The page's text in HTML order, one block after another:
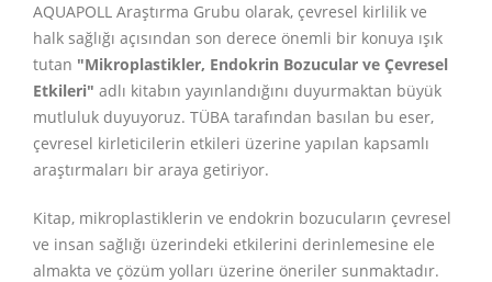
AQUAPOLL Araştırma Grubu olarak, çevresel kirlilik ve
halk sağlığı açısından son derece önemli bir konuya ışık
tutan "Mikroplastikler, Endokrin Bozucular ve Çevresel
Etkileri" adlı kitabın yayınlandığını duyurmaktan büyük
mutluluk duyuyoruz. TÜBA tarafından basılan bu eser,
çevresel kirleticilerin etkileri üzerine yapılan kapsamlı
araştırmaları bir araya getiriyor.
Kitap, mikroplastiklerin ve endokrin bozucuların çevresel
ve insan sağlığı üzerindeki etkilerini derinlemesine ele
almakta ve çözüm yolları üzerine öneriler sunmaktadır.